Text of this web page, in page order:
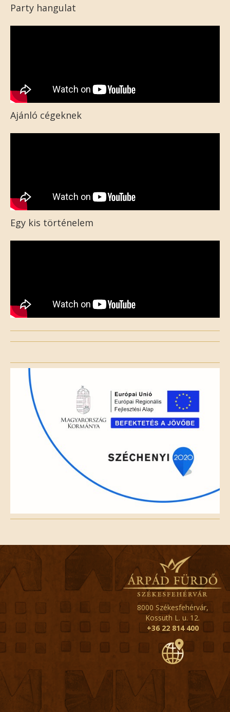
Party hangulat
Ajánló cégeknek
Egy kis történelem
8000 Székesfehérvár,
Kossuth L. u. 12.
+36 22 814 400